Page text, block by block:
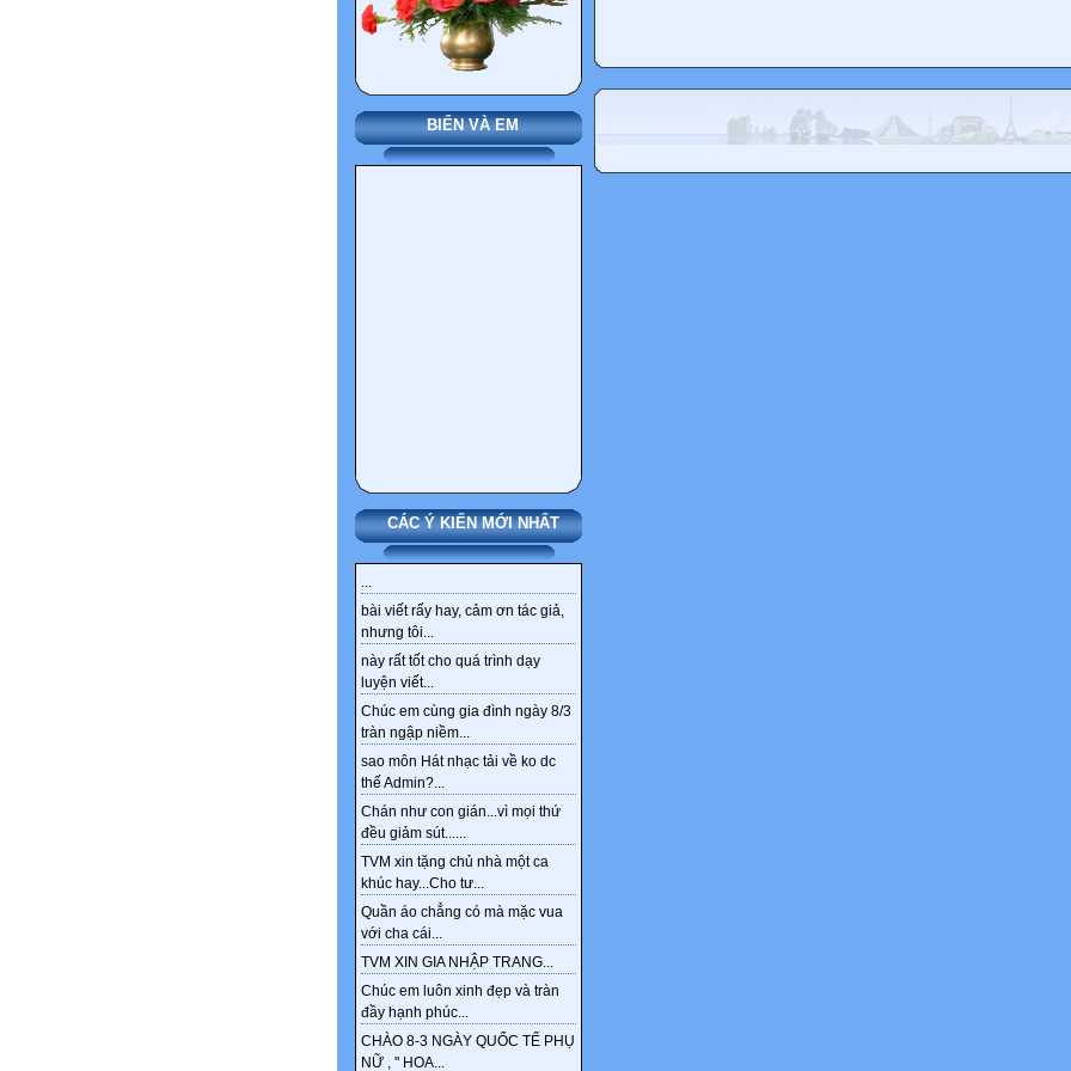
BIỂN VÀ EM
CÁC Ý KIẾN MỚI NHẤT
...
bài viết rấy hay, cảm ơn tác giả,
nhưng tôi...
này rất tốt cho quá trình dạy
luyện viết...
Chúc em cùng gia đình ngày 8/3
tràn ngập niềm...
sao môn Hát nhạc tải về ko dc
thế Admin?...
Chán như con gián...vì mọi thứ
đều giảm sút......
TVM xin tặng chủ nhà một ca
khúc hay...Cho tư...
Quần áo chẳng có mà mặc vua
với cha cái...
TVM XIN GIA NHẬP TRANG...
Chúc em luôn xinh đẹp và tràn
đầy hạnh phúc...
CHÀO 8-3 NGÀY QUỐC TẾ PHỤ
NỮ , " HOA...